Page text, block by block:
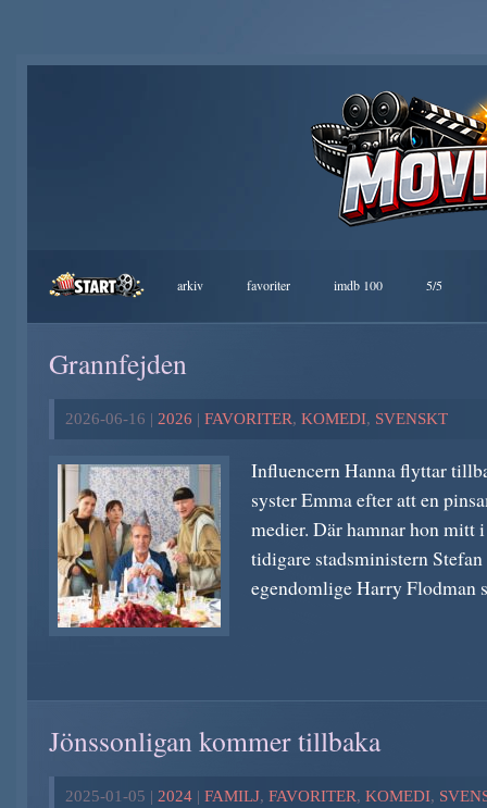
arkiv favoriter imdb 100 5/5
Grannfejden
2026-06-16 | 2026 | FAVORITER, KOMEDI, SVENSKT
Influencern Hanna flyttar
syster Emma efter att en
medier. Där hamnar hon mitt
tidigare stadsministern
egendomlige Harry Flodman
Jönssonligan kommer tillbaka
2025-01-05 | 2024 | FAMILJ, FAVORITER, KOMEDI,